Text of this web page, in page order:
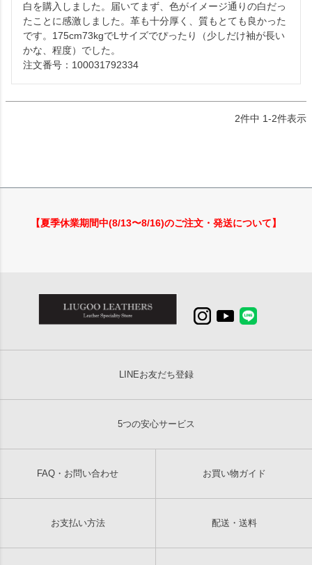
白を購入しました。届いてまず、色がイメージ通りの白だっ
たことに感激しました。革も十分厚く、質もとても良かった
です。175cm73kgでLサイズでぴったり（少しだけ袖が長い
かな、程度）でした。
注文番号：100031792334
2件中 1-2件表示
【夏季休業期間中(8/13〜8/16)のご注文・発送について】
LINEお友だち登録
5つの安心サービス
FAQ・お問い合わせ お買い物ガイド
お支払い方法 配送・送料